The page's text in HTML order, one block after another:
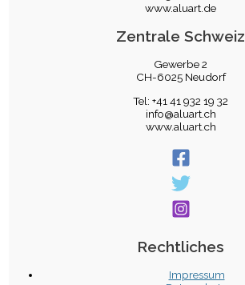
www.aluart.de
Zentrale Schweiz
Gewerbe 2
CH-6025 Neudorf
Tel: +41 41 932 19 32
info@aluart.ch
www.aluart.ch
Rechtliches
Impressum